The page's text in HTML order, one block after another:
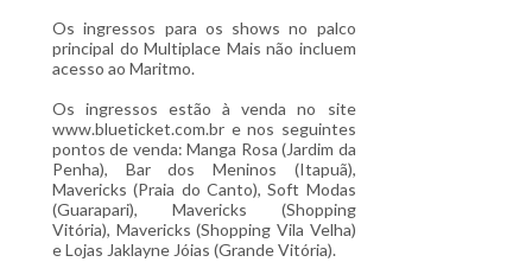
Os ingressos para os shows no palco
principal do Multiplace Mais não incluem
acesso ao Maritmo.
Os ingressos estão à venda no site
www.blueticket.com.br e nos seguintes
pontos de venda: Manga Rosa (Jardim da
Penha), Bar dos Meninos (Itapuã),
Mavericks (Praia do Canto), Soft Modas
(Guarapari), Mavericks (Shopping
Vitória), Mavericks (Shopping Vila Velha)
e Lojas Jaklayne Jóias (Grande Vitória).